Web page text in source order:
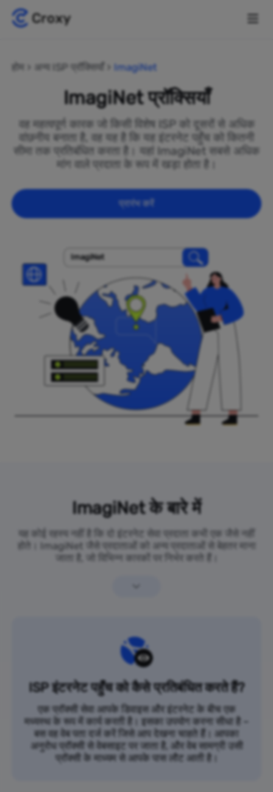
होम अन्य ISP प्रॉक्सियाँ ImagiNet
ImagiNet प्रॉक्सियाँ
वह महत्वपूर्ण कारक जो किसी विशेष ISP को दूसरों से अधिक
वांछनीय बनाता है, वह यह है कि यह इंटरनेट पहुँच को कितनी
सीमा तक प्रतिबंधित करता है। यहां ImagiNet सबसे अधिक
मांग वाले प्रदाता के रूप में खड़ा होता है।
प्रारंभ करें
ImagiNet
ImagiNet के बारे में
यह कोई रहस्य नहीं है कि दो इंटरनेट सेवा प्रदाता कभी एक जैसे नहीं
होते। ImagiNet जैसे प्रदाताओं को अन्य प्रदाताओं से बेहतर माना
जाता है, जो विभिन्न कारकों पर निर्भर करते हैं।
ISP इंटरनेट पहुँच को कैसे प्रतिबंधित करते हैं?
एक प्रॉक्सी सेवा आपके डिवाइस और इंटरनेट के बीच एक
मध्यस्थ के रूप में कार्य करती है। इसका उपयोग करना सीधा है –
बस वह वेब पता दर्ज करें जिसे आप देखना चाहते हैं। आपका
अनुरोध प्रॉक्सी से वेबसाइट पर जाता है, और वेब सामग्री उसी
प्रॉक्सी के माध्यम से आपके पास लौट आती है।